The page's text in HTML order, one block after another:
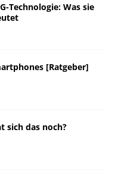
Technologie: Was sie
[Ratgeber]
sich das noch?